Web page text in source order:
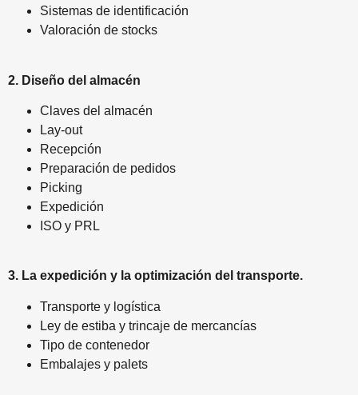
Sistemas de identificación
Valoración de stocks
2. Diseño del almacén
Claves del almacén
Lay-out
Recepción
Preparación de pedidos
Picking
Expedición
ISO y PRL
3. La expedición y la optimización del transporte.
Transporte y logística
Ley de estiba y trincaje de mercancías
Tipo de contenedor
Embalajes y palets